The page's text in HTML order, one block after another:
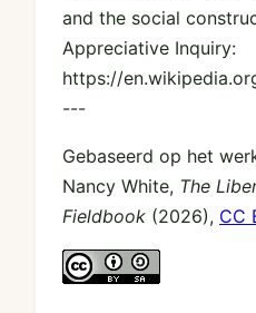
and the social
Appreciative Inquiry:
https://
---
Gebaseerd op het
Nancy White, The
Fieldbook (2026), CC